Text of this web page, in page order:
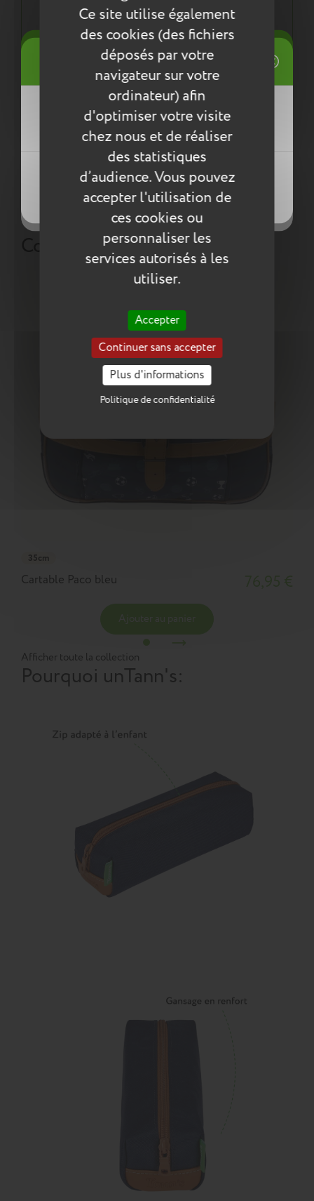
Ce site utilise également
des cookies (des fichiers
déposés par votre
navigateur sur votre
ordinateur) afin
d'optimiser votre visite
chez nous et de réaliser
des statistiques
d’audience. Vous pouvez
accepter l'utilisation de
ces cookies ou
personnaliser les
services autorisés à les
utiliser.
Accepter
Continuer sans accepter
Plus d'informations
Politique de confidentialité
Une démarche éco responsable :
Tout pour la santé de votre enfant : respect des
normes environnementales européennes ReACH
Entretien
Pour l’entretien de nos produits, nous vous
conseillons d’utiliser un chiffon humide ou une
éponge légèrement humidifiée à l'eau
savonneuse. N’utilisez pas de produits agressifs
qui risqueraient de détériorer le produit.
Compléter la collection
35cm
Cartable Paco bleu
Afficher toute la collection
Pourquoi unTann's:
Mes listes d'envies
Créer une nouvelle liste
((title))
((cancelText))
((createText))
Connexion
Vous devez être connecté pour ajouter
des produits à votre liste d'envies.
((cancelText))
((loginText))